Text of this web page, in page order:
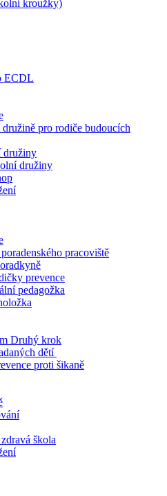
kroužky)
ECDL
pro rodiče budoucích
družiny
družiny
pracoviště
prevence
pedagožka
Druhý krok
dětí
proti šikaně
škola